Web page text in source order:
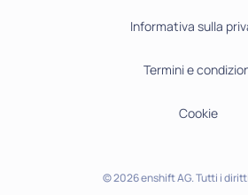
Informativa sulla
Termini e
Cookie
© 2026 enshift AG. Tutti i